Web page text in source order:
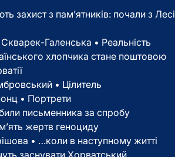
захист з пам’ятників: почали з Лесі
Галенська • Реальність
хлопчика стане поштовою
• Цілитель
• Портрети
письменника за спробу
жертв геноциду
• …коли в наступному житті
заснувати Хорватський